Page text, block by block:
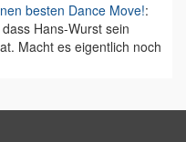
besten Dance Move!:
Hans-Wurst sein
Macht es eigentlich noch